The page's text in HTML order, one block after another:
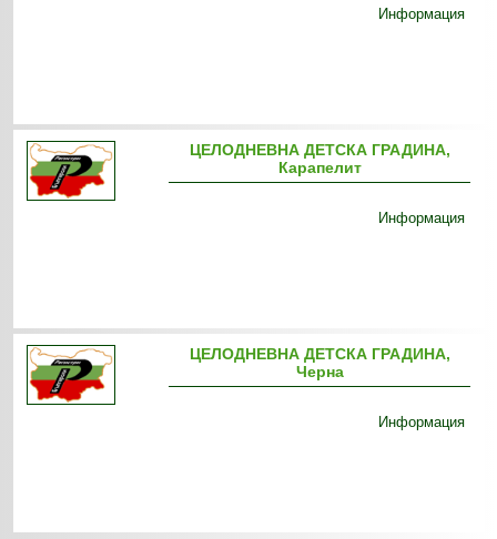
Информация
ЦЕЛОДНЕВНА ДЕТСКА ГРАДИНА,
Карапелит
Информация
ЦЕЛОДНЕВНА ДЕТСКА ГРАДИНА,
Черна
Информация